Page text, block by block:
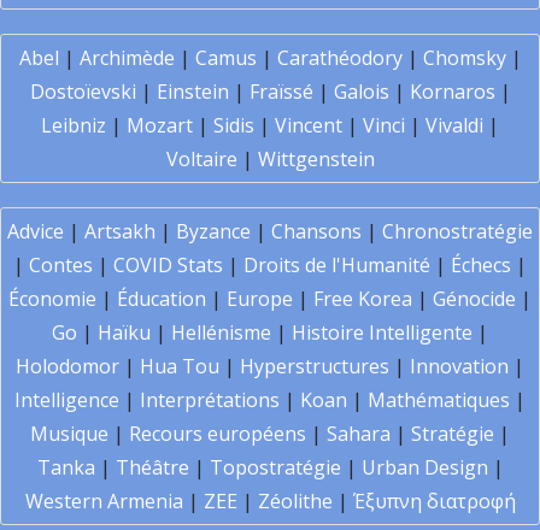
Abel | Archimède | Camus | Carathéodory| Chomsky|
Dostoïevski | Einstein | Fraïssé | Galois | Kornaros |
Leibniz | Mozart | Sidis | Vincent | Vinci | Vivaldi |
Voltaire | Wittgenstein
Advice | Artsakh | Byzance | Chansons | Chronostratégie
| Contes | COVID Stats | Droits de l'Humanité | Échecs |
Économie | Éducation | Europe | Free Korea | Génocide |
Go | Haïku | Hellénisme | Histoire Intelligente |
Holodomor | Hua Tou | Hyperstructures | Innovation |
Intelligence | Interprétations | Koan | Mathématiques |
Musique | Recours européens | Sahara | Stratégie |
Tanka | Théâtre | Topostratégie | Urban Design |
Western Armenia | ZEE | Zéolithe | Έξυπνη διατροφή